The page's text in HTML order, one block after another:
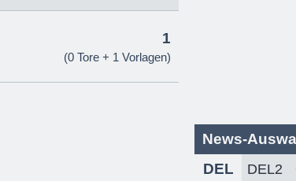
1
(0 Tore + 1 Vorlagen)
News-
DEL